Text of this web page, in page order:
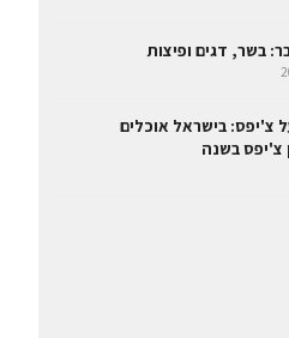
בשר, דגים ופיצות
צ'יפס: בישראל אוכלים